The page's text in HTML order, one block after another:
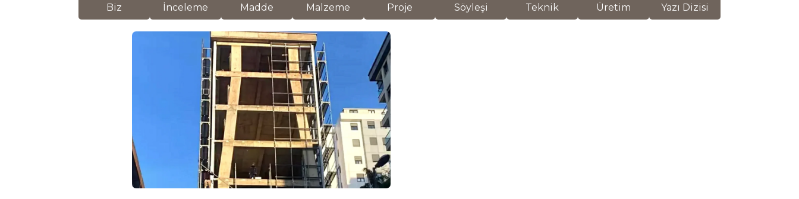
Biz İnceleme Madde Malzeme Proje Söyleşi Teknik Üretim Yazı Dizisi